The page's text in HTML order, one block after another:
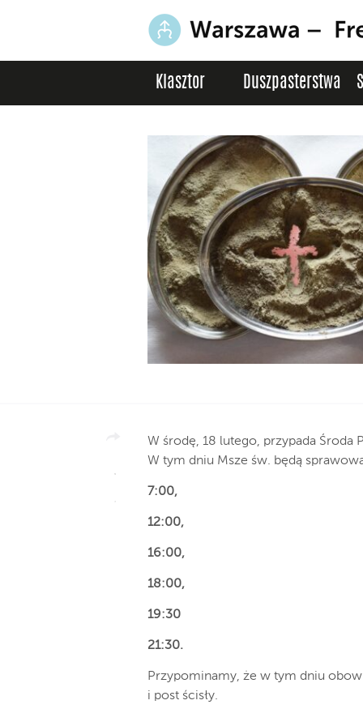
Klasztor Duszpasterstwa
W środę, 18 lutego, przypada
W tym dniu Msze św. będą
7:00,
12:00,
16:00,
18:00,
19:30
21:30.
Przypominamy, że w tym dniu
i post ścisły.